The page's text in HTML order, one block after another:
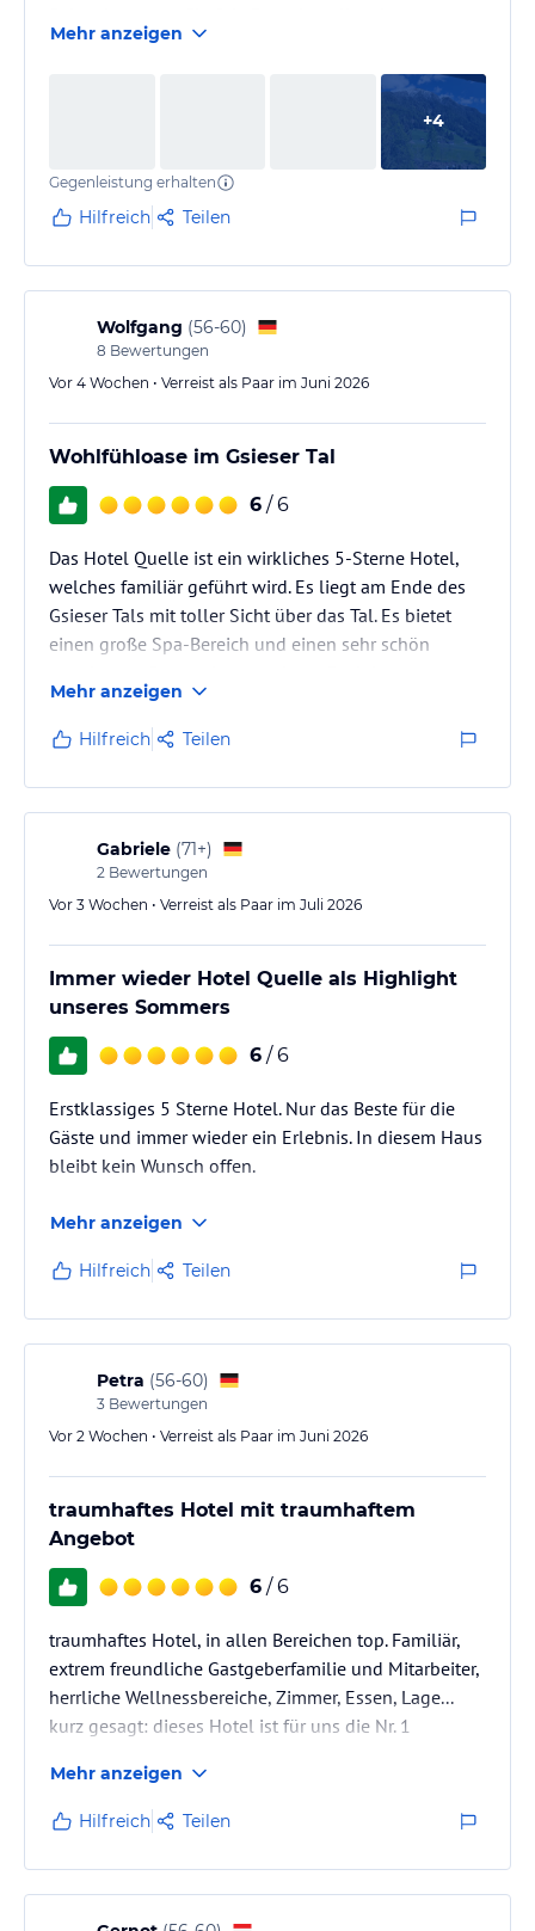
erledigt!! Generell sind die Angestellten in diesem
super Hotel äußerst freundlich und hilfsbereit!!!
Einfach ein Traum Aufenthalt und volle Erholung
Mehr anzeigen
+4
Gegenleistung erhalten
Hilfreich Teilen
Wolfgang (56-60)
8 Bewertungen
Vor 4 Wochen • Verreist als Paar im Juni 2026
Wohlfühloase im Gsieser Tal
6 / 6
Das Hotel Quelle ist ein wirkliches 5-Sterne Hotel,
welches familiär geführt wird. Es liegt am Ende des
Gsieser Tals mit toller Sicht über das Tal. Es bietet
einen große Spa-Bereich und einen sehr schön
wird.
Mehr anzeigen
Hilfreich Teilen
Gabriele (71+)
2 Bewertungen
Vor 3 Wochen • Verreist als Paar im Juli 2026
Immer wieder Hotel Quelle als Highlight
unseres Sommers
6 / 6
Erstklassiges 5 Sterne Hotel. Nur das Beste für die
Gäste und immer wieder ein Erlebnis. In diesem Haus
bleibt kein Wunsch offen.
Mehr anzeigen
Hilfreich Teilen
Petra (56-60)
3 Bewertungen
Vor 2 Wochen • Verreist als Paar im Juni 2026
traumhaftes Hotel mit traumhaftem
Angebot
6 / 6
traumhaftes Hotel, in allen Bereichen top. Familiär,
extrem freundliche Gastgeberfamilie und Mitarbeiter,
herrliche Wellnessbereiche, Zimmer, Essen, Lage...
kurz gesagt: dieses Hotel ist für uns die Nr. 1
Mehr anzeigen
Hilfreich Teilen